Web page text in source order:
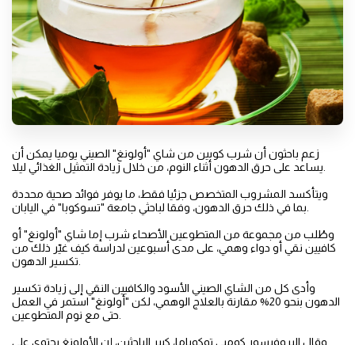
زعم باحثون أن شرب كوبين من شاي "أولونغ" الصيني يوميا يمكن أن
ويتأكسد المشروب المتخصص جزئيا فقط، ما يوفر فوائد صحية محددة
وطُلب من مجموعة من المتطوعين الأصحاء شرب إما شاي "أولونغ" أو
كافيين نقي أو دواء وهمي، على مدى أسبوعين لدراسة كيف غيّر ذلك من
وأدى كل من الشاي الصيني الأسود والكافيين النقي إلى زيادة تكسير
الدهون بنحو 20% مقارنة بالعلاج الوهمي، لكن "أولونغ" استمر في العمل
وقال البروفيسور كومبي توكوياما، كبير الباحثين، إن الأولونغ يحتوي على